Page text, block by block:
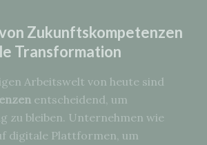
Zukunftskompetenzen
Transformation
Arbeitswelt von heute sind
entscheidend, um
zu bleiben. Unternehmen wie
digitale Plattformen, um